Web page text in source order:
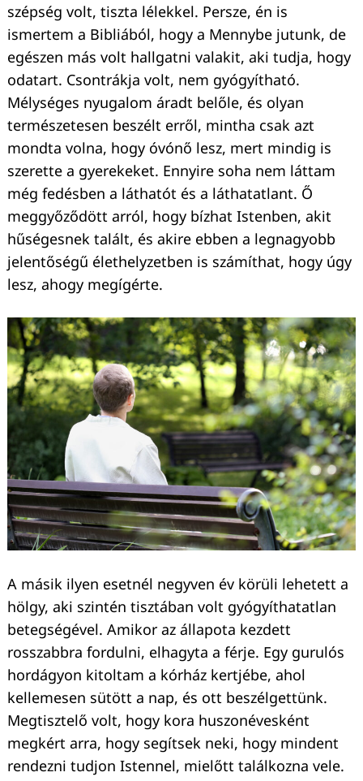
szépség volt, tiszta lélekkel. Persze, én is
ismertem a Bibliából, hogy a Mennybe jutunk, de
egészen más volt hallgatni valakit, aki tudja, hogy
odatart. Csontrákja volt, nem gyógyítható.
Mélységes nyugalom áradt belőle, és olyan
természetesen beszélt erről, mintha csak azt
mondta volna, hogy óvónő lesz, mert mindig is
szerette a gyerekeket. Ennyire soha nem láttam
még fedésben a láthatót és a láthatatlant. Ő
meggyőződött arról, hogy bízhat Istenben, akit
hűségesnek talált, és akire ebben a legnagyobb
jelentőségű élethelyzetben is számíthat, hogy úgy
lesz, ahogy megígérte.
A másik ilyen esetnél negyven év körüli lehetett a
hölgy, aki szintén tisztában volt gyógyíthatatlan
betegségével. Amikor az állapota kezdett
rosszabbra fordulni, elhagyta a férje. Egy gurulós
hordágyon kitoltam a kórház kertjébe, ahol
kellemesen sütött a nap, és ott beszélgettünk.
Megtisztelő volt, hogy kora huszonévesként
megkért arra, hogy segítsek neki, hogy mindent
rendezni tudjon Istennel, mielőtt találkozna vele.
Keresés: